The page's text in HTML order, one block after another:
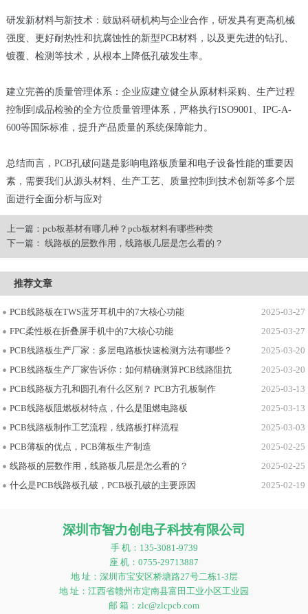
研发新材料与新技术：鼓励科研机构与企业合作，研发具有更高机械
强度、更好耐热性和抗腐蚀性的新型PCB材料，以及更先进的钻孔、
镀覆、检测等技术，从根本上降低孔破发生率。
建立完善的质量管理体系：企业应建立健全从原材料采购、生产过程
控制到成品检验的全方位质量管理体系，严格执行ISO9001、IPC-A-
600等国际标准，提升产品质量的系统保障能力。
总结而言，PCB孔破问题是影响电路板质量和电子设备性能的重要因
素，需要我们从源头材料、生产工艺、质量控制到技术创新等多个层
面进行全面分析与应对
上一篇： pcb板基材有哪几种？pcb板材料有哪些种类
下一篇： 线路板的层数作用，线路板几层是怎么看的？
推荐文章
2025-03-27
PCB线路板在TWS蓝牙耳机中的7大核心功能
2025-03-27
FPC柔性板在折叠屏手机中的7大核心功能
2025-03-20
PCB线路板生产厂家：多层电路板快速检测方法有哪些？
2025-03-20
PCB线路板生产厂家告诉你：如何精确测算PCB线路阻抗
2025-03-13
PCB线路板方孔和圆孔有什么区别？ PCB方孔板制作
2025-03-13
PCB线路板阻燃板材特点，什么是阻燃电路板
2025-03-03
PCB线路板制作工艺流程，线路板打样流程
2025-02-25
PCB薄板的优点，PCB薄板生产制造
2025-02-25
线路板的层数作用，线路板几层是怎么看的？
2025-02-19
什么是PCB线路板孔破，PCB板孔破的主要原因
深圳市智力创电子科技有限公司
手 机：135-3081-9739
座 机：0755-29713887
地 址：深圳市宝安区桥塘路27号二栋1-3层
地 址：江西省赣州市定南县富田工业小区工业园
邮 箱：zlc@zlcpcb.com